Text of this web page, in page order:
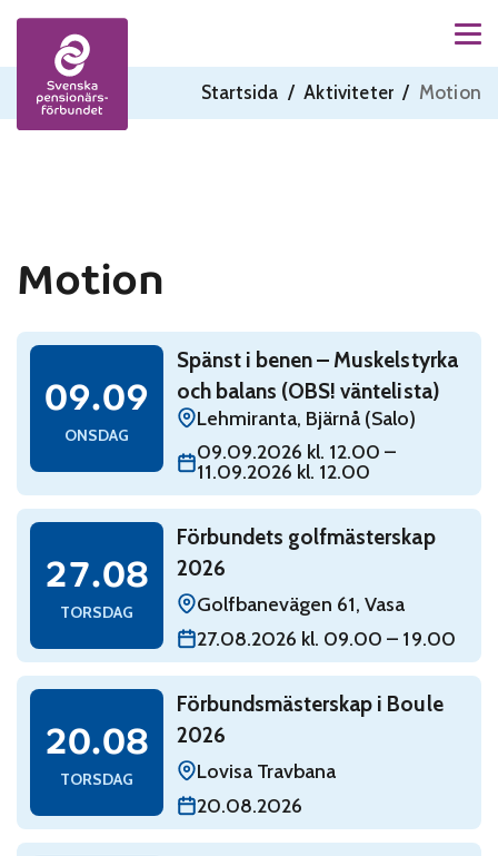
Startsida / Aktiviteter / Motion
Skip to content
Motion
onsdag 9 september
09.09
ONSDAG
Spänst i benen – Muskelstyrka
och balans (OBS! väntelista)
09.09.2026 kl. 12.00 –
11.09.2026 kl. 12.00
Lehmiranta, Bjärnå (Salo)
Read: Spänst i benen – Muskelstyrka och balans
torsdag 27 augusti
27.08
TORSDAG
Förbundets golfmästerskap
2026
27.08.2026 kl. 09.00 – 19.00
Golfbanevägen 61, Vasa
Read: Förbundets golfmästerskap 2026
torsdag 20 augusti
20.08
TORSDAG
Förbundsmästerskap i Boule
2026
20.08.2026
Lovisa Travbana
Read: Förbundsmästerskap i Boule 2026